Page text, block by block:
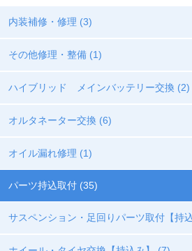
内装補修・修理 (3)
その他修理・整備 (1)
ハイブリッド メインバッテリー交換 (2)
オルタネーター交換 (6)
オイル漏れ修理 (1)
パーツ持込取付 (35)
サスペンション・足回りパーツ取付【持